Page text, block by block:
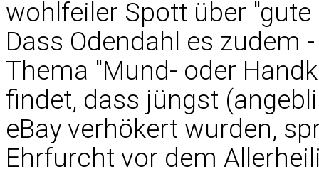
wohlfeiler Spott über
Dass Odendahl es
Thema "Mund- oder
findet, dass jüngst
eBay verhökert wurden,
Ehrfurcht vor dem